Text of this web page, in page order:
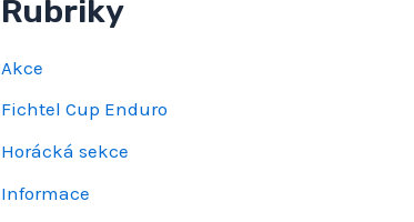
Rubriky
Akce
Fichtel Cup Enduro
Horácká sekce
Informace